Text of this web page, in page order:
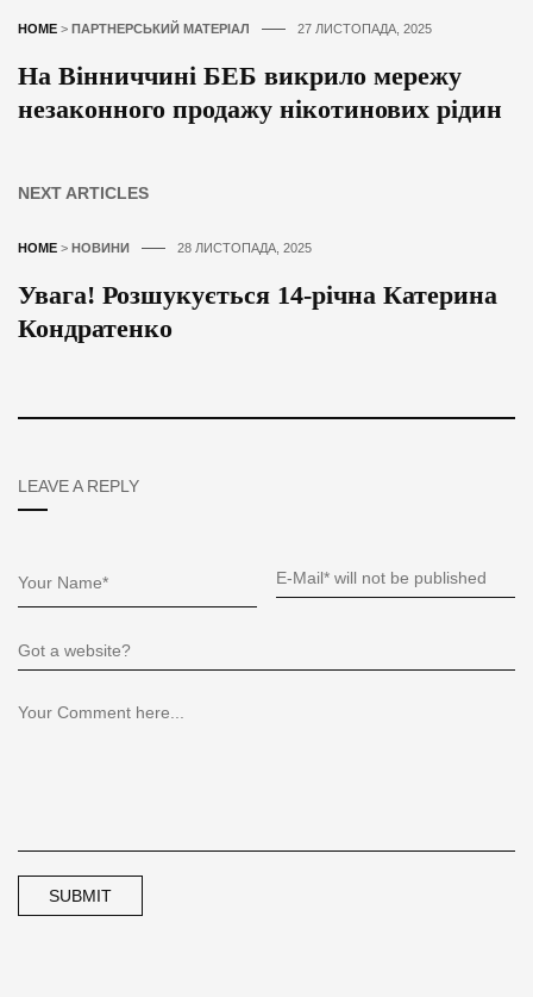
HOME > ПАРТНЕРСЬКИЙ МАТЕРІАЛ 27 ЛИСТОПАДА, 2025
На Вінниччині БЕБ викрило мережу
незаконного продажу нікотинових рідин
NEXT ARTICLES
HOME > НОВИНИ 28 ЛИСТОПАДА, 2025
Увага! Розшукується 14-річна Катерина
Кондратенко
LEAVE A REPLY